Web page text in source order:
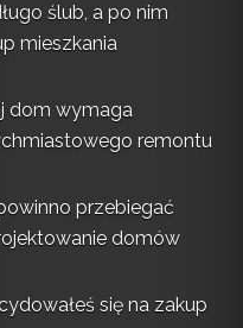
ślub, a po nim
mieszkania
dom wymaga
remontu
przebiegać
domów
się na zakup